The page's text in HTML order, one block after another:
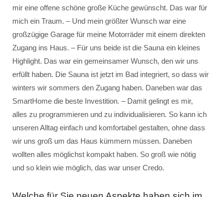
mir eine offene schöne große Küche gewünscht. Das war für
mich ein Traum. – Und mein größter Wunsch war eine
großzügige Garage für meine Motorräder mit einem direkten
Zugang ins Haus. – Für uns beide ist die Sauna ein kleines
Highlight. Das war ein gemeinsamer Wunsch, den wir uns
erfüllt haben. Die Sauna ist jetzt im Bad integriert, so dass wir
winters wir sommers den Zugang haben. Daneben war das
SmartHome die beste Investition. – Damit gelingt es mir,
alles zu programmieren und zu individualisieren. So kann ich
unseren Alltag einfach und komfortabel gestalten, ohne dass
wir uns groß um das Haus kümmern müssen. Daneben
wollten alles möglichst kompakt haben. So groß wie nötig
und so klein wie möglich, das war unser Credo.